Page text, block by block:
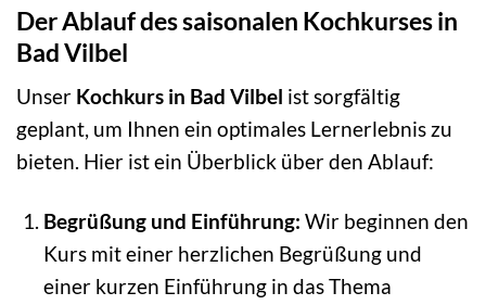
Der Ablauf des saisonalen Kochkurses in
Bad Vilbel
Unser Kochkurs in Bad Vilbel ist sorgfältig
geplant, um Ihnen ein optimales Lernerlebnis zu
bieten. Hier ist ein Überblick über den Ablauf:
Begrüßung und Einführung: Wir beginnen den
Kurs mit einer herzlichen Begrüßung und
einer kurzen Einführung in das Thema